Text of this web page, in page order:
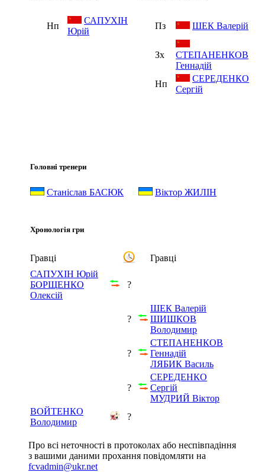
Нп
САПУХІН
Юрій
Пз ШЕК Валерій
Зх
СТЕПАНЕНКОВ
Геннадій
Нп
СЕРЕДЕНКО
Сергій
Головні тренери
Станіслав БАСЮК Віктор ЖИЛІН
Хронологія гри
Гравці
Гравці
САПУХІН Юрій
БОРЩЕНКО
Олексій
?
?
ШЕК Валерій
ШИШКОВ
Володимир
?
СТЕПАНЕНКОВ
Геннадій
ЛЯБИК Василь
?
СЕРЕДЕНКО
Сергій
МУДРИЙ Віктор
ВОЙТЕНКО
Володимир
?
Про всі неточності в протоколах або неспівпадіння
з вашими даними прохання повідомляти на
fcvadmin@ukr.net